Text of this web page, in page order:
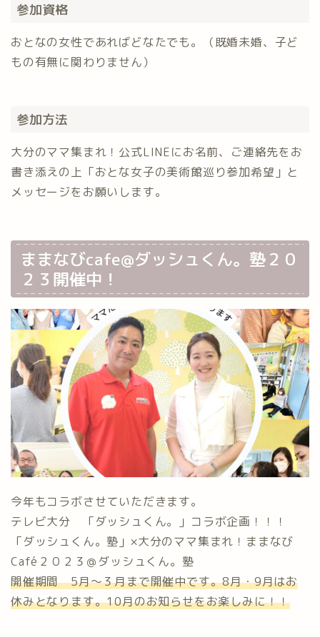
参加資格
おとなの女性であればどなたでも。（既婚未婚、子ど
もの有無に関わりません）
参加方法
大分のママ集まれ！公式LINEにお名前、ご連絡先をお
書き添えの上「おとな女子の美術館巡り参加希望」と
メッセージをお願いします。
ままなびcafe@ダッシュくん。塾２０
２３開催中！
今年もコラボさせていただきます。
テレビ大分 「ダッシュくん。」コラボ企画！！！
「ダッシュくん。塾」×大分のママ集まれ！ままなび
Café２０２３＠ダッシュくん。塾
開催期間 5月〜３月まで開催中です。8月・9月はお
休みとなります。10月のお知らせをお楽しみに！！